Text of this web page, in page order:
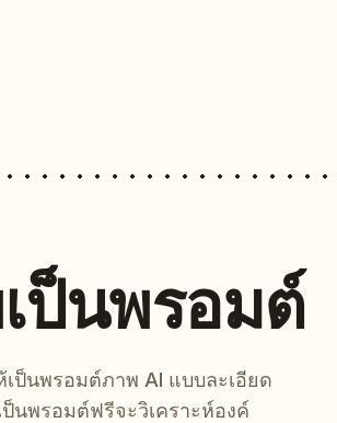
ป็นพรอมต์
เป็นพรอมต์ภาพ AI แบบละเอียด
นพรอมต์ฟรีจะวิเคราะห์องค์